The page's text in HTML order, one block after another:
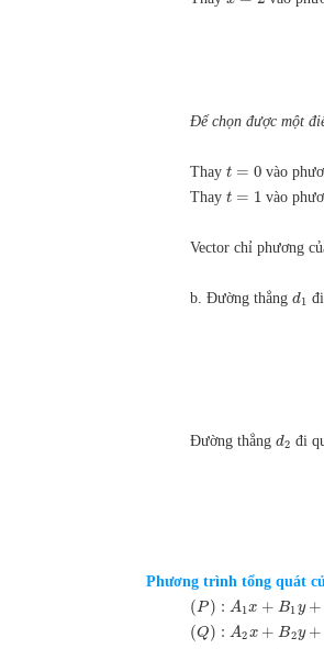
Để chọn được một
Thay t = 0 vào
Thay t = 1 vào
Vector chỉ phương
b. Đường thẳng d1
Đường thẳng d2 đi
Phương trình tổng quát
(P ) : A1x + B1y +
(Q) : A2x + B2y +